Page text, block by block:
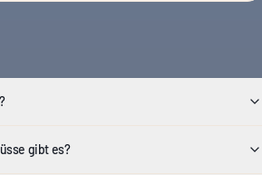
gibt es?